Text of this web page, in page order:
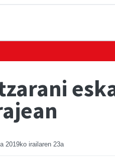
2019ko irailaren 23a